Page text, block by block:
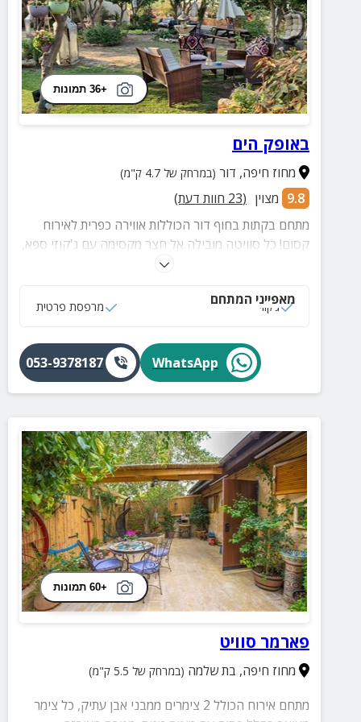
+36 תמונות
באופק הים
מחוז חיפה, דור (במרחק של 4.7 ק"מ)
9.8 מצוין (
23 חוות דעת)
מתחם בקתות בחוף דור הכוללות אווירה כפרית לאירוח
קסום! כל סוויטה מובילה אל חצר מקסימה עם ג'קוזי ספא,
עמדת מנגל ומרחק הליכה קצר לחוף ים דור.
מאפייני המתחם
ג‘קוזי מרפסת פרטית
WhatsApp
053-9378187
+60 תמונות
פארמר סוויט
מחוז חיפה, בת שלמה (במרחק של 5.5 ק"מ)
מתחם אירוח הכולל 2 צימרים ממבני אבן עתיק, כל צימר